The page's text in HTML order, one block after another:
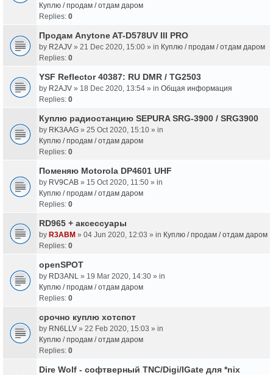
Куплю / продам / отдам даром
Replies: 0
Продам Anytone AT-D578UV III PRO
by R2AJV » 21 Dec 2020, 15:00 » in Куплю / продам / отдам даром
Replies: 0
YSF Reflector 40387: RU DMR / TG2503
by R2AJV » 18 Dec 2020, 13:54 » in Общая информация
Replies: 0
Куплю радиостанцию SEPURA SRG-3900 / SRG3900
by RK3AAG » 25 Oct 2020, 15:10 » in
Куплю / продам / отдам даром
Replies: 0
Поменяю Motorola DP4601 UHF
by RV9CAB » 15 Oct 2020, 11:50 » in
Куплю / продам / отдам даром
Replies: 0
RD965 + аксессуары
by R3ABM » 04 Jun 2020, 12:03 » in Куплю / продам / отдам даром
Replies: 0
openSPOT
by RD3ANL » 19 Mar 2020, 14:30 » in
Куплю / продам / отдам даром
Replies: 0
срочно куплю хотспот
by RN6LLV » 22 Feb 2020, 15:03 » in
Куплю / продам / отдам даром
Replies: 0
Dire Wolf - cофтверный TNC/Digi/IGate для *nix